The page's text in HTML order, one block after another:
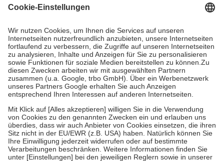
Grundsätzlich leisten Mitglieder Zuzahlungen in Höhe von zehn
höchstens zehn Euro.
Es sind jedoch nie mehr als die tatsächlichen
Kosten der Leistung zu entrichten.
Diese Regeln gelten grundsätzlich auch für Online-Apotheken.
Bei Heilmitteln und häuslicher Krankenpflege beträgt die
Zuzahlung zehn Prozent der Kosten sowie zehn Euro je
Verordnung.
Um das Engagement der Versicherten für ihre eigene Gesundheit zu
stärken und die besondere Stellung der Familie zu unterstützen,
fallenkeine Zuzahlungenan bei:
• Kindern und Jugendlichen bis zum vollendeten 18. Lebensjahr
mit Ausnahme der Fahrkosten
• Untersuchungen zur Vorsorge und Früherkennung, die von der
GKV getragen werden